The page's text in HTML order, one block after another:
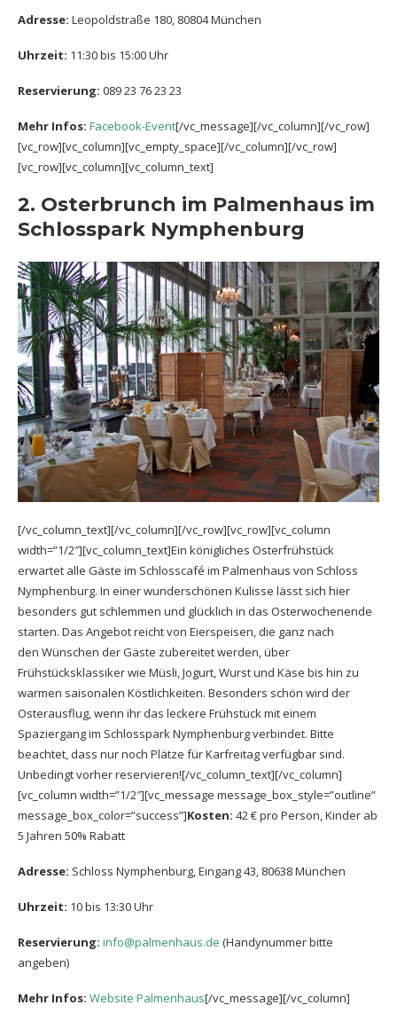
Adresse: Leopoldstraße 180, 80804 München
Uhrzeit: 11:30 bis 15:00 Uhr
Reservierung: 089 23 76 23 23
Mehr Infos: Facebook-Event[/vc_message][/vc_column][/vc_row]
[vc_row][vc_column][vc_empty_space][/vc_column][/vc_row]
[vc_row][vc_column][vc_column_text]
2. Osterbrunch im Palmenhaus im
Schlosspark Nymphenburg
[/vc_column_text][/vc_column][/vc_row][vc_row][vc_column
width=”1/2″][vc_column_text]Ein königliches Osterfrühstück
erwartet alle Gäste im Schlosscafé im Palmenhaus von Schloss
Nymphenburg. In einer wunderschönen Kulisse lässt sich hier
besonders gut schlemmen und glücklich in das Osterwochenende
starten. Das Angebot reicht von Eierspeisen, die ganz nach
den Wünschen der Gäste zubereitet werden, über
Frühstücksklassiker wie Müsli, Jogurt, Wurst und Käse bis hin zu
warmen saisonalen Köstlichkeiten. Besonders schön wird der
Osterausflug, wenn ihr das leckere Frühstück mit einem
Spaziergang im Schlosspark Nymphenburg verbindet. Bitte
beachtet, dass nur noch Plätze für Karfreitag verfügbar sind.
Unbedingt vorher reservieren![/vc_column_text][/vc_column]
[vc_column width=”1/2″][vc_message message_box_style=”outline”
message_box_color=”success”]Kosten: 42 € pro Person, Kinder ab
5 Jahren 50% Rabatt
Adresse: Schloss Nymphenburg, Eingang 43, 80638 München
Uhrzeit: 10 bis 13:30 Uhr
Reservierung: info@palmenhaus.de (Handynummer bitte
angeben)
Mehr Infos: Website Palmenhaus[/vc_message][/vc_column]